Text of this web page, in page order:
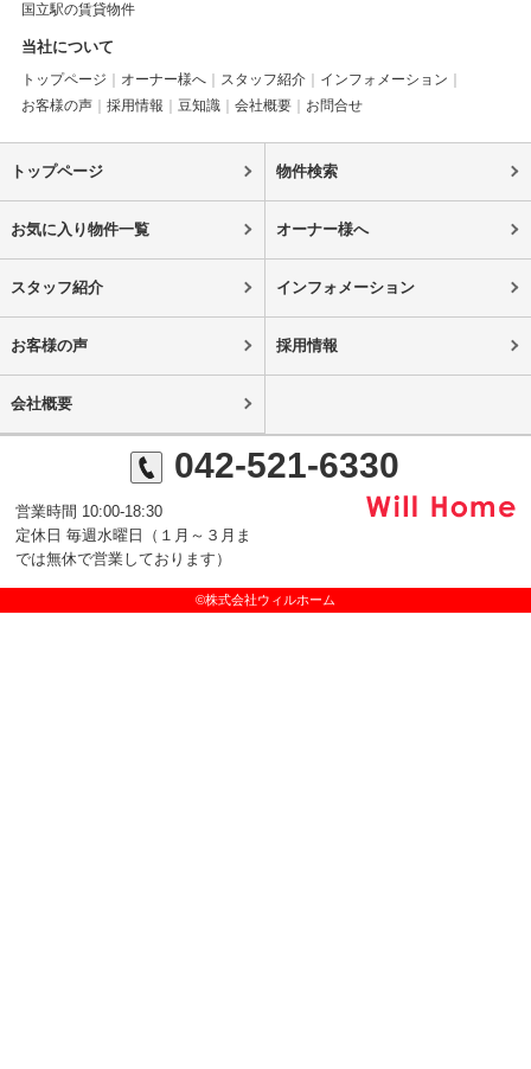
国立駅の賃貸物件
当社について
トップページ オーナー様へ スタッフ紹介
インフォメーション
お客様の声
採用情報 豆知識 会社概要 お問合せ
トップページ 物件検索
お気に入り物件一覧 オーナー様へ
スタッフ紹介 インフォメーション
お客様の声 採用情報
会社概要
042-521-6330
営業時間 10:00-18:30
定休日 毎週水曜日（１月～３月ま
では無休で営業しております）
©株式会社ウィルホーム